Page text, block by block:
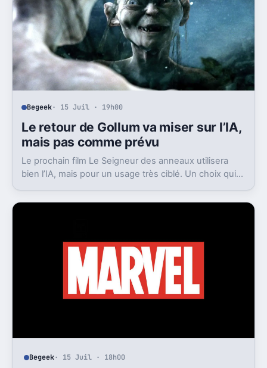
Begeek· 15 Juil · 19h00
Le retour de Gollum va miser sur l’IA,
mais pas comme prévu
Le prochain film Le Seigneur des anneaux utilisera
bien l’IA, mais pour un usage très ciblé. Un choix qui
Begeek· 15 Juil · 18h00